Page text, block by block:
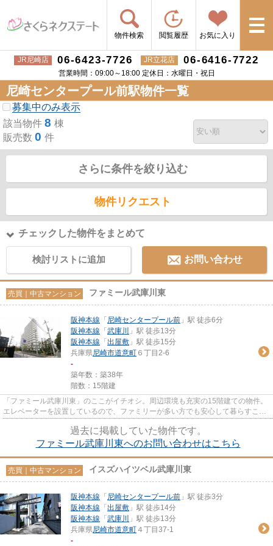
物件検索 閲覧履歴 お気に入り
JR尼崎店 06-6423-7726 JR立花店 06-6416-7722
営業時間：09:00～18:00 定休日：水曜日・祝日
尼崎センタープール前駅物件一覧
募集中のみ表示
該当物件 8 棟
販売数 0 件
さらに条件を絞り込む
物件リクエスト
チェックした物件をまとめて
検討リストに追加 お問い合わせ
売買｜中古マンション ファミール武庫川東
阪神本線 「 尼崎センタープール前 」駅 徒歩6分
阪神本線 「 武庫川
」駅 徒歩13分
阪神本線 「 出屋敷 」駅 徒歩15分
兵庫県尼崎市道意町 ６丁目2-6
-
築年数：築38年
階数：15階建
「ファミール武庫川東」のここがイチオシ。周辺環境も充実の15階建ての物件。
エレベーターを設置しているので、ファミリーが多い方でも安心して暮らすこと
過去に掲載していた物件です。
ファミール武庫川東へのお問い合わせはこちら
売買｜中古マンション イスズハイツベル武庫川東
阪神本線 「 尼崎センタープール前 」駅 徒歩3分
阪神本線 「 出屋敷 」駅 徒歩14分
阪神本線 「 武庫川
」駅 徒歩13分
兵庫県尼崎市道意町 ４丁目37-1
-